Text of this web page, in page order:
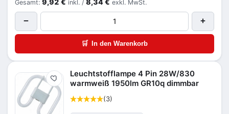
Gesamt: inkl. / exkl. MwSt.
− +
🛒 In den Warenkorb
Merken
Leuchtstofflampe 4 Pin 28W/830
warmweiß 1950lm GR10q dimmbar
(3)